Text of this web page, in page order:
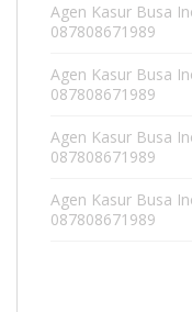
Agen Kasur Busa
087808671989
Agen Kasur Busa
087808671989
Agen Kasur Busa
087808671989
Agen Kasur Busa
087808671989